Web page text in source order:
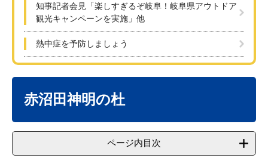
知事記者会見「楽しすぎるぞ岐阜！岐阜県アウトドア
観光キャンペーンを実施」他
熱中症を予防しましょう
赤沼田神明の杜
ページ内目次